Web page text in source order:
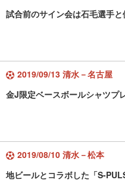
試合前のサイン会は石毛選手
2019/09/13 清水－名古屋
金J限定ベースボールシャツプ
2019/08/10 清水－松本
地ビールとコラボした「S-